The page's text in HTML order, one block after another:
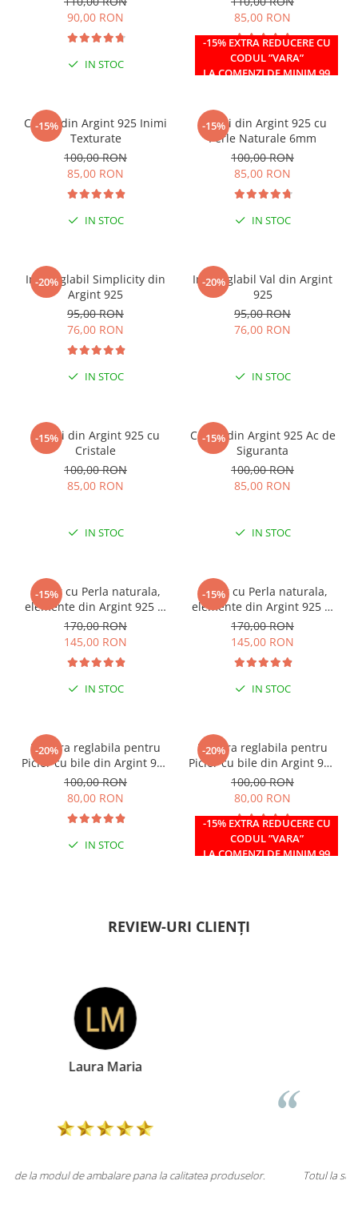
90,00 RON
IN STOC
-15% EXTRA REDUCERE CU
CODUL ”VARA”
LA COMENZI DE MINIM 99
85,00 RON
IN STOC
-15%
Cercei din Argint 925 Inimi
Texturate
100,00 RON
85,00 RON
IN STOC
-15%
Cercei din Argint 925 cu
Perle Naturale 6mm
100,00 RON
85,00 RON
IN STOC
-20%
Inel reglabil Simplicity din
Argint 925
95,00 RON
76,00 RON
IN STOC
-20%
Inel reglabil Val din Argint
925
95,00 RON
76,00 RON
IN STOC
-15%
Cercei din Argint 925 cu
Cristale
100,00 RON
85,00 RON
IN STOC
-15%
Cercei din Argint 925 Ac de
Siguranta
100,00 RON
85,00 RON
IN STOC
-15%
Colier cu Perla naturala,
elemente din Argint 925 si
margele Miyuki, multicolor
170,00 RON
145,00 RON
IN STOC
-15%
Colier cu Perla naturala,
elemente din Argint 925 si
margele Miyuki, verde/kiwi
170,00 RON
145,00 RON
IN STOC
-20%
Bratara reglabila pentru
Picior cu bile din Argint 925
si margele Miyuki rosii
100,00 RON
80,00 RON
IN STOC
-20%
-15% EXTRA REDUCERE CU
CODUL ”VARA”
LA COMENZI DE MINIM 99
Bratara reglabila pentru
Picior cu bile din Argint 925
si margele Miyuki verzi
100,00 RON
80,00 RON
IN STOC
REVIEW-URI CLIENȚI
Totul la superlativ! Produsul, fix descrierea, ambalaj, livrare.